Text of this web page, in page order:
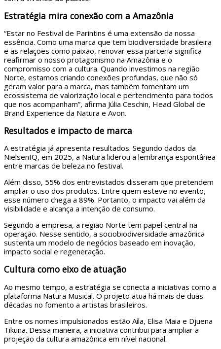
Estratégia mira conexão com a Amazônia
“Estar no Festival de Parintins é uma extensão da nossa
essência. Como uma marca que tem biodiversidade brasileira
e as relações como paixão, renovar essa parceria significa
reafirmar o nosso protagonismo na Amazônia e o
compromisso com a cultura. Quando investimos na região
Norte, estamos criando conexões profundas, que não só
geram valor para a marca, mas também fomentam um
ecossistema de valorização local e pertencimento para todos
que nos acompanham”, afirma Júlia Ceschin, Head Global de
Brand Experience da Natura e Avon.
Resultados e impacto de marca
A estratégia já apresenta resultados. Segundo dados da
NielsenIQ, em 2025, a Natura liderou a lembrança espontânea
entre marcas de beleza no festival.
Além disso, 55% dos entrevistados disseram que pretendem
ampliar o uso dos produtos. Entre quem esteve no evento,
esse número chega a 89%. Portanto, o impacto vai além da
visibilidade e alcança a intenção de consumo.
Segundo a empresa, a região Norte tem papel central na
operação. Nesse sentido, a sociobiodiversidade amazônica
sustenta um modelo de negócios baseado em inovação,
impacto social e regeneração.
Cultura como eixo de atuação
Ao mesmo tempo, a estratégia se conecta a iniciativas como a
plataforma Natura Musical. O projeto atua há mais de duas
décadas no fomento a artistas brasileiros.
Entre os nomes impulsionados estão Aíla, Elisa Maia e Djuena
Tikuna. Dessa maneira, a iniciativa contribui para ampliar a
projeção da cultura amazônica em nível nacional.